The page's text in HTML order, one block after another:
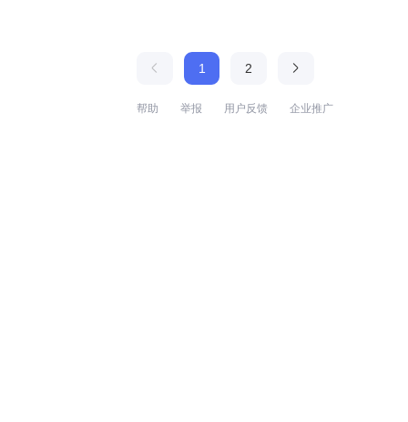
1 2
帮助 举报 用户反馈 企业推广